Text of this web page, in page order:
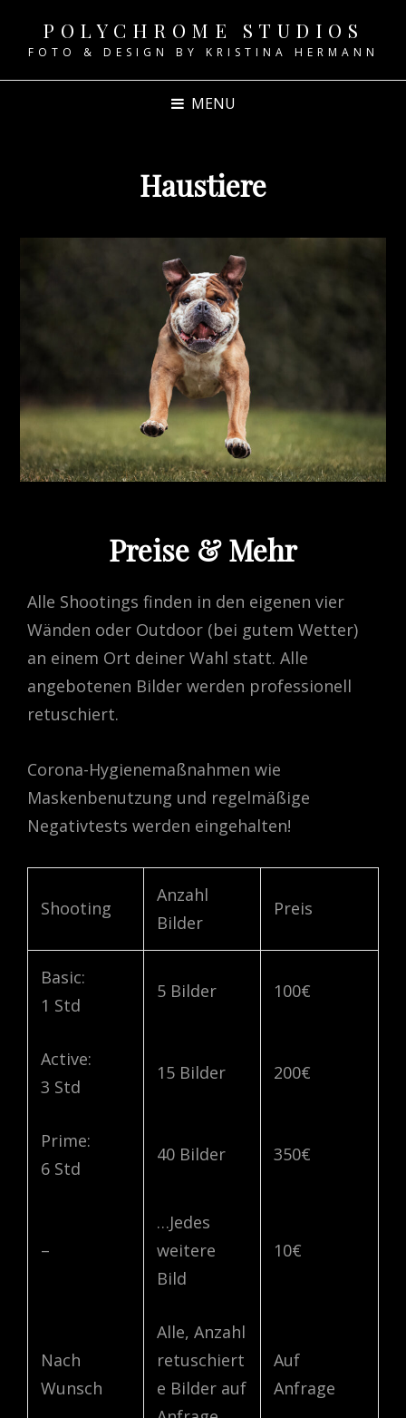
POLYCHROME STUDIOS
FOTO & DESIGN BY KRISTINA HERMANN
MENU
Haustiere
Preise & Mehr
Alle Shootings finden in den eigenen vier
Wänden oder Outdoor (bei gutem Wetter)
an einem Ort deiner Wahl statt. Alle
angebotenen Bilder werden professionell
retuschiert.
Corona-Hygienemaßnahmen wie
Maskenbenutzung und regelmäßige
Negativtests werden eingehalten!
Shooting
Anzahl
Bilder
Preis
Basic:
1 Std
5 Bilder 100€
Active:
3 Std
15 Bilder 200€
Prime:
6 Std
40 Bilder 350€
–
…Jedes
weitere
Bild
10€
Nach
Wunsch
Alle, Anzahl
retuschiert
e Bilder auf
Auf
Anfrage